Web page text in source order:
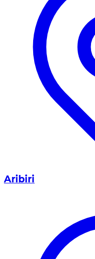
Aribiri